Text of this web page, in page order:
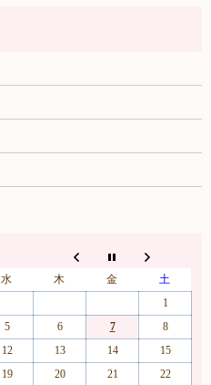
水 木 金
土
1
5 6 7
8
12 13 14
15
19 20 21 22